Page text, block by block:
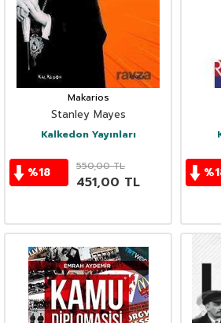
Makarios
Stanley Mayes
Kalkedon Yayınları
%18 550,00TL
451,00 TL
%